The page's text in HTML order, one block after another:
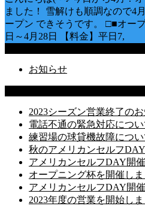
ました！ 雪解けも順調なので4
ープン できそうです。 □■オー
日～4月28日 【料金】平日7,
お知らせ
2023シーズン営業終了の
電話不通の緊急対応につい
練習場の球貸機故障につい
秋のアメリカンセルフ
アメリカンセルフDAY開
オープニング杯を開催しま
アメリカンセルフDAY開
2023年度の営業を開始し